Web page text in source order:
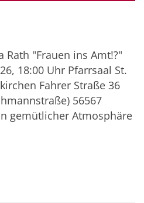
Rath "Frauen ins Amt!?"
18:00 Uhr Pfarrsaal St.
Fahrer Straße 36
56567
gemütlicher Atmosphäre